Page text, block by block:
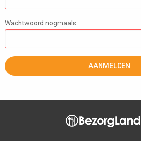
Wachtwoord nogmaals
AANMELDEN